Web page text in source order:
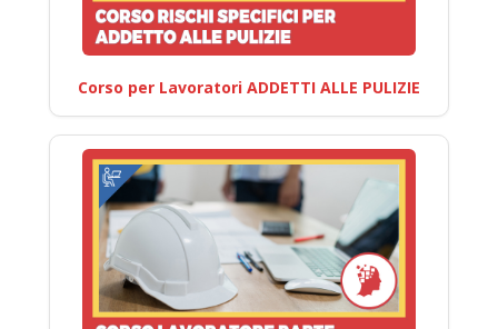
Corso per Lavoratori ADDETTI ALLE PULIZIE